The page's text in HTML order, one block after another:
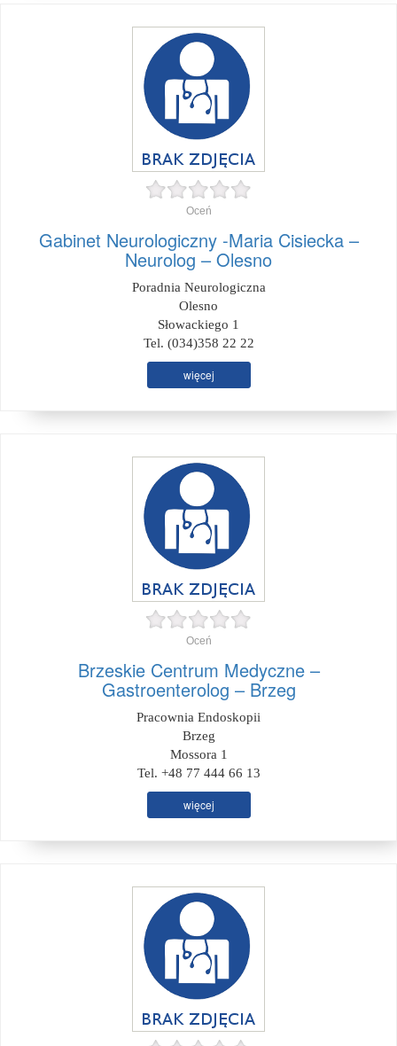
Oceń
Gabinet Neurologiczny -Maria Cisiecka –
Neurolog – Olesno
Poradnia Neurologiczna
Olesno
Słowackiego 1
Tel. (034)358 22 22
więcej
Oceń
Brzeskie Centrum Medyczne –
Gastroenterolog – Brzeg
Pracownia Endoskopii
Brzeg
Mossora 1
Tel. +48 77 444 66 13
więcej